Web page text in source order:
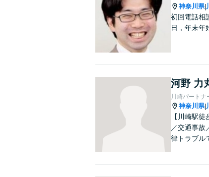
神奈川県|
初回電話相
日，年末年
河野 力
川崎パートナ
神奈川県|
【川崎駅
／交通事故
律トラブル